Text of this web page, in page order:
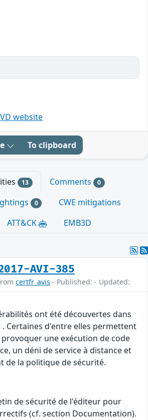
website
To clipboard
13 Comments 0
0
CWE mitigations
ATT&CK EMB3D
2017-AVI-385
certfr_avis - Published: - Updated:
ont été découvertes dans
Certaines d'entre elles permettent
une exécution de code
un déni de service à distance et
de la politique de sécurité.
de sécurité de l'éditeur pour
(cf. section Documentation).